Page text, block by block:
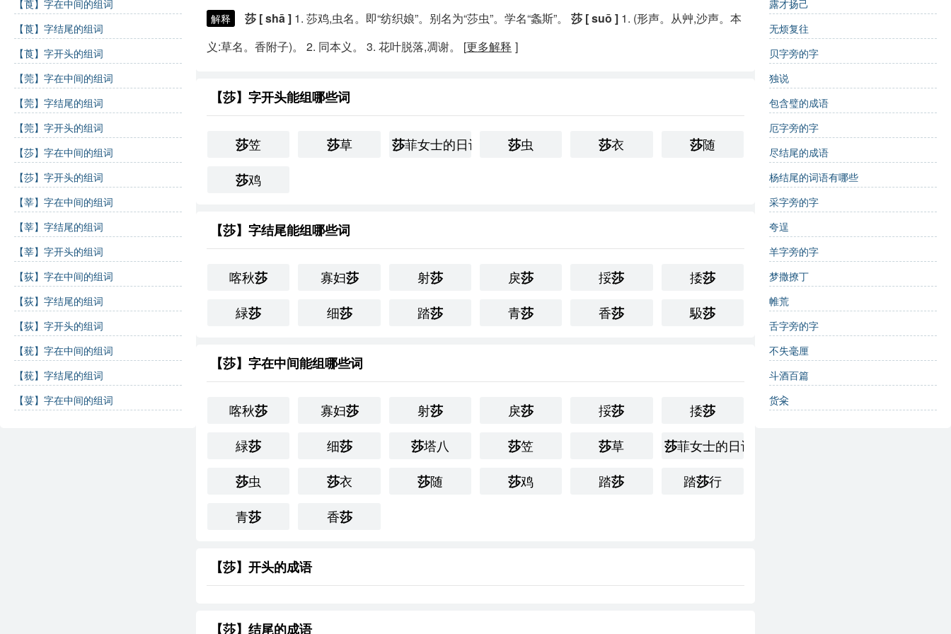
【莨】字在中间的组词
【莨】字结尾的组词
【莨】字开头的组词
【莞】字在中间的组词
【莞】字结尾的组词
【莞】字开头的组词
【莎】字在中间的组词
【莎】字开头的组词
【莘】字在中间的组词
【莘】字结尾的组词
【莘】字开头的组词
【荻】字在中间的组词
【荻】字结尾的组词
【荻】字开头的组词
【莸】字在中间的组词
【莸】字结尾的组词
【荽】字在中间的组词
解释 莎 [ shā ] 1. 莎鸡,虫名。即“纺织娘”。别名为“莎虫”。学名“螽斯”。莎 [ suō ] 1. (形声。从艸,沙声。本
义:草名。香附子)。2. 同本义。3. 花叶脱落,凋谢。 [更多解释 ]
【莎】字开头能组哪些词
莎笠 莎草 莎菲女士的日记 莎虫 莎衣 莎随
莎鸡
【莎】字结尾能组哪些词
喀秋莎 寡妇莎 射莎 戾莎 挼莎 捼莎
緑莎 细莎 踏莎 青莎 香莎 馺莎
【莎】字在中间能组哪些词
喀秋莎 寡妇莎 射莎 戾莎 挼莎 捼莎
緑莎 细莎 莎塔八 莎笠 莎草 莎菲女士的日记
莎虫 莎衣 莎随 莎鸡 踏莎 踏莎行
青莎 香莎
【莎】开头的成语
【莎】结尾的成语
露才扬己
无烦复往
贝字旁的字
独说
包含璧的成语
厄字旁的字
尽结尾的成语
杨结尾的词语有哪些
采字旁的字
夸逞
羊字旁的字
梦撒撩丁
帷荒
舌字旁的字
不失毫厘
斗酒百篇
货籴